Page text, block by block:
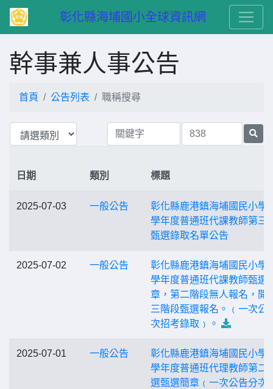
彰化縣海埔國小全球資訊網
幹事兼人事公告
首頁 公告列表 職稱搜尋
日期 類別 標題
2025-07-03 一般公告
彰化縣鹿港鎮海埔國民小學
學年度普通班代課教師第三
甄選錄取名單公告
2025-07-02 一般公告
彰化縣鹿港鎮海埔國民小學
學年度普通班代課教師甄選
章，第二階段無人報名，開
三階段甄選報名。﹙一次公
次招考錄取﹚。
2025-07-01 一般公告
彰化縣鹿港鎮海埔國民小學
學年度普通班代理教師第二
選甄選簡章﹙一次公告分次